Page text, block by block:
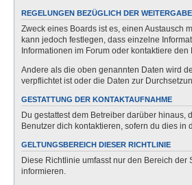
REGELUNGEN BEZÜGLICH DER
Zweck eines Boards ist es, einen Austausch
kann jedoch festlegen, dass einzelne
Informationen im Forum oder kontaktiere
Andere als die oben genannten Daten wird
verpflichtet ist oder die Daten zur
GESTATTUNG DER KONTAKTAUFNAHME
Du gestattest dem Betreiber darüber
Benutzer dich kontaktieren, sofern du dies
GELTUNGSBEREICH DIESER RICHTLINIE
Diese Richtlinie umfasst nur den Bereich
informieren.